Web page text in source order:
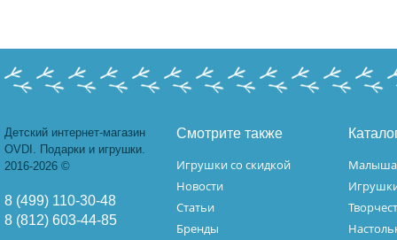
Детский интернет-магазин
OVDI. Подарки и игрушки.
2016-2026 ©
8 (499) 110-30-48
8 (812) 603-44-85
Смотрите также
Игрушки со скидкой
Новости
Статьи
Бренды